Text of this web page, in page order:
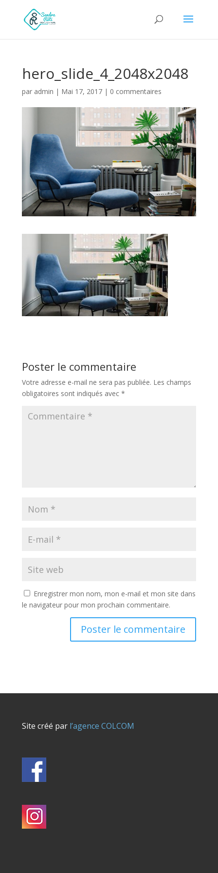
hero_slide_4_2048x2048
par admin | Mai 17, 2017| 0 commentaires
Poster le commentaire
Votre adresse e-mail ne sera pas publiée. Les champs
obligatoires sont indiqués avec *
Enregistrer mon nom, mon e-mail et mon site dans
le navigateur pour mon prochain commentaire.
Site créé parl’agence COLCOM